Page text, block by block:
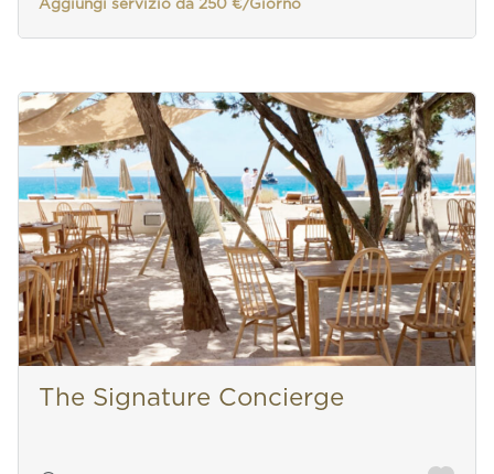
Aggiungi servizio da 250 €/Giorno
The Signature Concierge